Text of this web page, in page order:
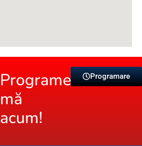
Programează-
mă
acum!
Programare